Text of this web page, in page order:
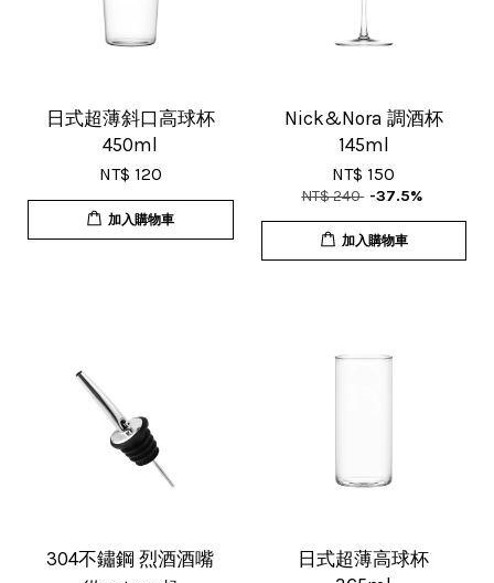
V***
超用心的包裝，非常好用的產品，謝
謝賣家，價格超優惠，CP值超高，推
薦給大家！
杯子的品質非常好、寄出很快速很有
效率，現在買調酒用品都會優先選購
日式超薄斜口高球杯
450ml
NT$ 120
加入購物車
Nick&Nora 調酒杯
145ml
NT$ 150
NT$ 240 -37.5%
加入購物車
304不鏽鋼 烈酒酒嘴
日式超薄高球杯